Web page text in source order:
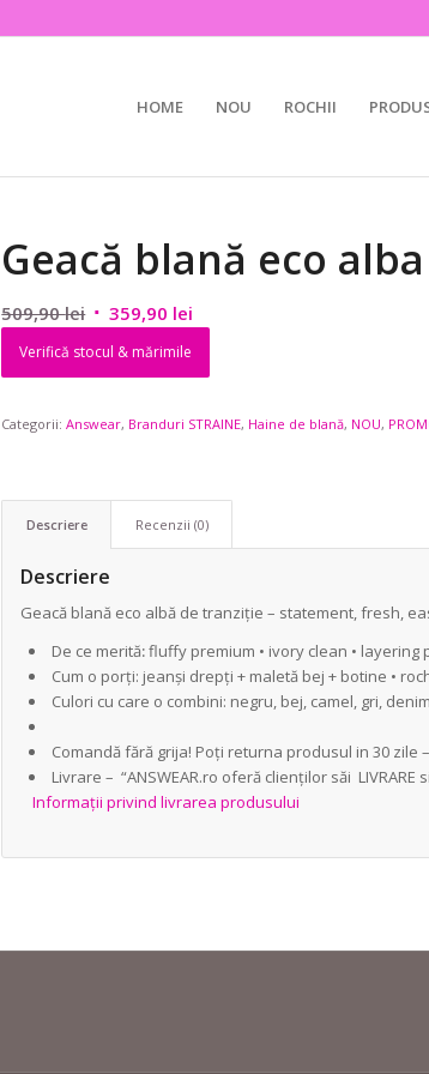
HOME NOU ROCHII
Geacă blană eco
509,90lei Prețul
inițial
509,90 lei.
359,90 lei
este:
Verifică stocul & mărimile
Categorii:Answear, Branduri STRAINE, Haine de blană, NOU,
Descriere Recenzii (0)
Descriere
Geacă blană eco albă de tranziție – statement, fresh,
De ce merită:fluffy premium • ivory clean • layering
Cum o porți: jeanși drepți + maletă bej + botine •
Culori cu care o combini: negru, bej, camel, gri,
Comandă fără grija! Poți returna produsul in 30 zile –
Livrare – “ANSWEAR.ro oferă clienților săi LIVRARE
Informații privind livrarea produsului